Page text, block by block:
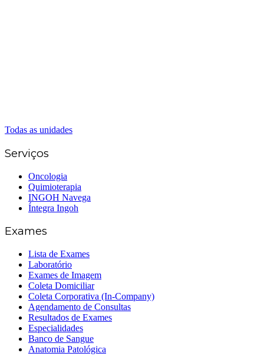
Todas as unidades
Serviços
Oncologia
Quimioterapia
INGOH Navega
Íntegra Ingoh
Exames
Lista de Exames
Laboratório
Exames de Imagem
Coleta Domiciliar
Coleta Corporativa (In-Company)
Agendamento de Consultas
Resultados de Exames
Especialidades
Banco de Sangue
Anatomia Patológica